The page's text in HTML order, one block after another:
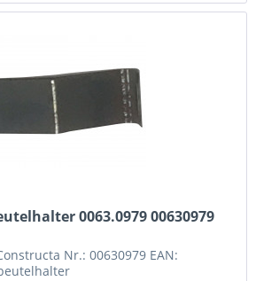
0063.0979 00630979
Nr.: 00630979 EAN: